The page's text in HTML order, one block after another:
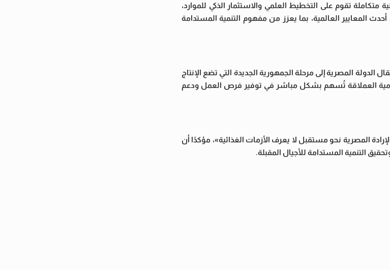
تقوم على التخطيط العلمي والاستثمار الذكي للموارد،
المعايير العالمية، بما يعزز من مفهوم التنمية المستدامة
المصرية إلى مرحلة الجمهورية الجديدة التي تضع الإنتاج
العملاقة تُسهم بشكل مباشر في توفير فرص العمل ودعم
المصرية نحو مستقبل لا يعرف الأزمات الغذائية»، مؤكدًا أن
التنمية المستدامة للأجيال المقبلة.